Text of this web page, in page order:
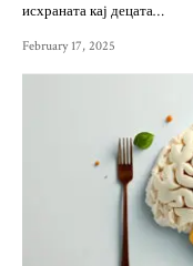
исхраната кај децата…
February 17, 2025